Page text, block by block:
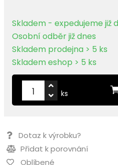
Skladem - expedujeme již
Osobní odběr již dnes
Skladem prodejna > 5 ks
Skladem eshop > 5 ks
ks
Dotaz k výrobku?
Přidat k porovnání
Oblíbené